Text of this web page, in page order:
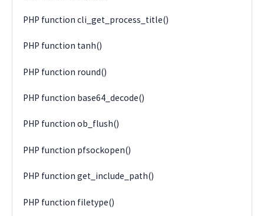
PHP function cli_get_process_title()
PHP function tanh()
PHP function round()
PHP function base64_decode()
PHP function ob_flush()
PHP function pfsockopen()
PHP function get_include_path()
PHP function filetype()